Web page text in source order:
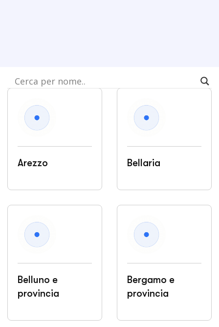
Arezzo Bellaria
Belluno e
provincia
Bergamo e
provincia